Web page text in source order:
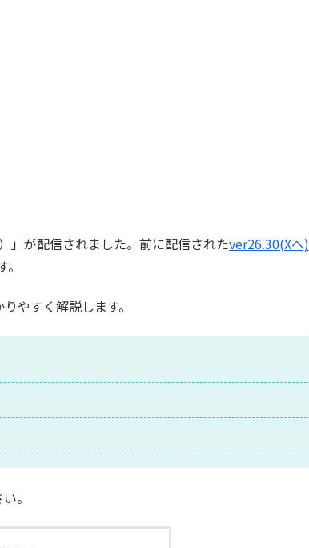
）」が配信されました。前に配信されたver26.30(Xへ)
やすく解説します。
。